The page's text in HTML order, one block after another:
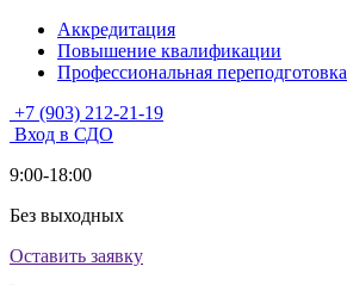
Аккредитация
Повышение квалификации
Профессиональная переподготовка
+7 (903) 212-21-19
Вход в СДО
9:00-18:00
Без выходных
Оставить заявку